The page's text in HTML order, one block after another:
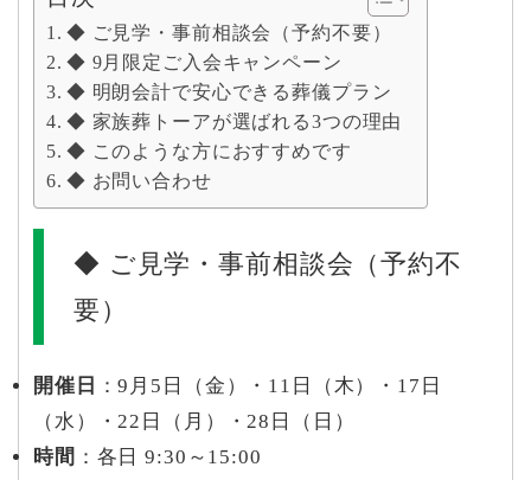
◆ ご見学・事前相談会（予約不要）
◆ 9月限定ご入会キャンペーン
◆ 明朗会計で安心できる葬儀プラン
◆ 家族葬トーアが選ばれる3つの理由
◆ このような方におすすめです
◆ お問い合わせ
◆ ご見学・事前相談会（予約不
要）
開催日
：9月5日（金）・11日（木）・17日
（水）・22日（月）・28日（日）
時間 ：各日 9:30～15:00